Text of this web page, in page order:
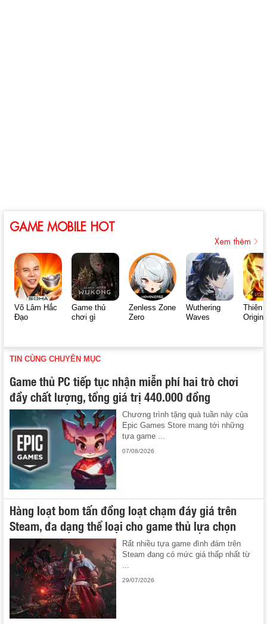
GAME MOBILE HOT
Xem thêm
Võ Lâm Hắc
Đạo
Game thủ
chơi gì
Zenless Zone
Zero
Wuthering
Waves
Thiên
Origin
TIN CÙNG CHUYÊN MỤC
Game thủ PC tiếp tục nhận miễn phí hai trò chơi
đầy chất lượng, tổng giá trị 440.000 đồng
Chương trình tặng quà tuần này của
Epic Games Store mang tới những
tựa game ...
07/08/2026
Hàng loạt bom tấn đồng loạt chạm đáy giá trên
Steam, đa dạng thể loại cho game thủ lựa chọn
Rất nhiều tựa game đình đám trên
Steam đang có mức giá thấp nhất từ
29/07/2026